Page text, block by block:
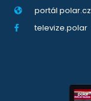
portál polar.cz
televize.polar